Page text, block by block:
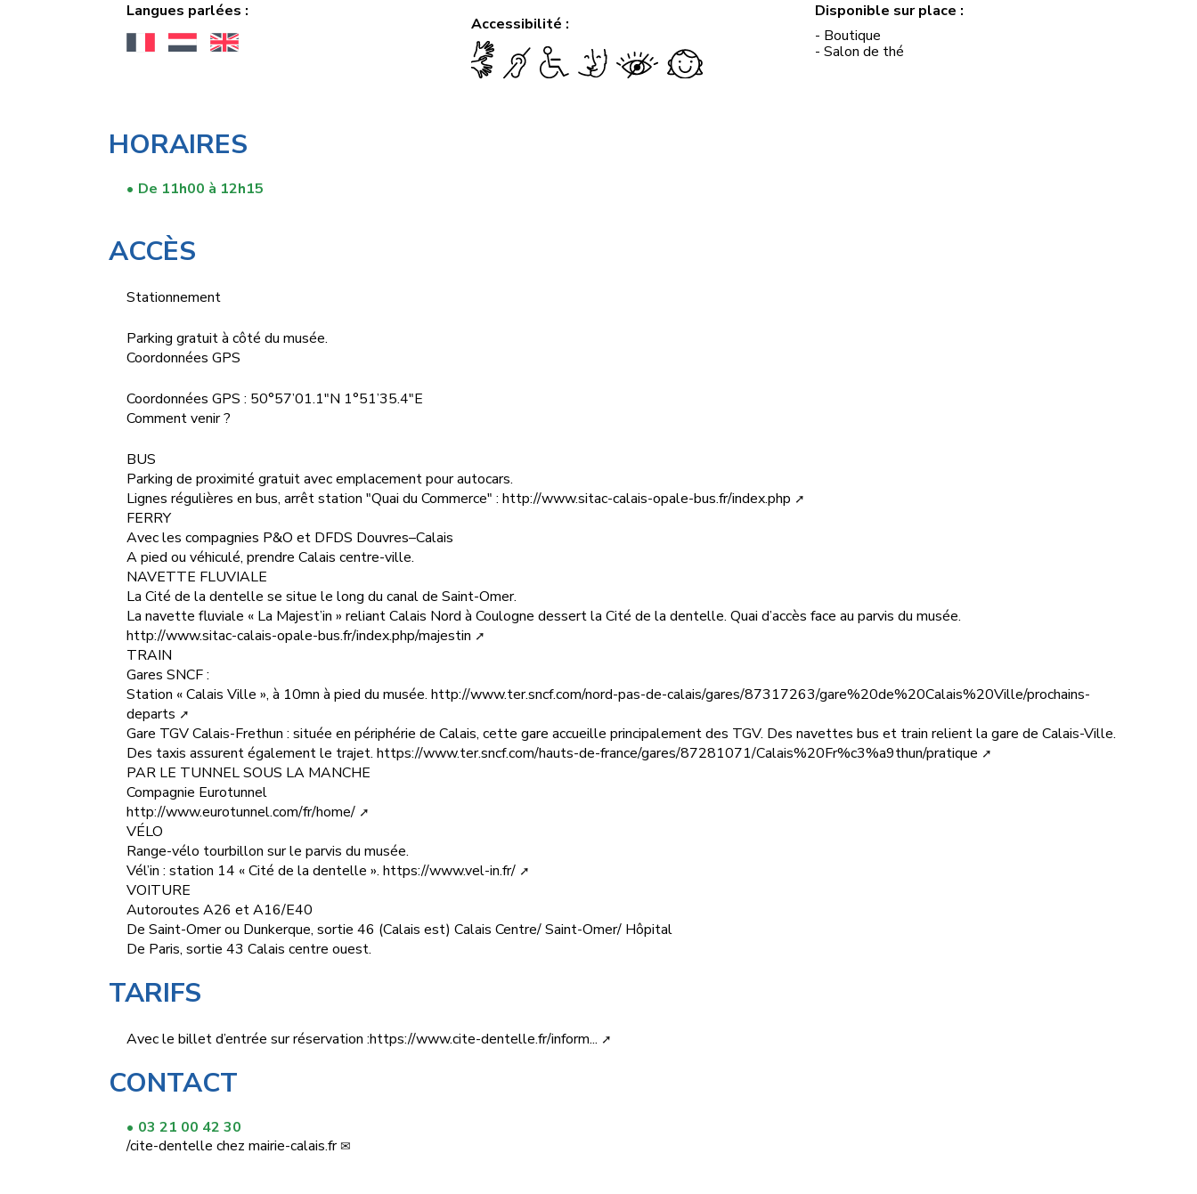
Langues parlées :
Accessibilité :
Disponible sur place :
- Boutique
- Salon de thé
HORAIRES
De 11h00 à 12h15
ACCÈS
Stationnement
Parking gratuit à côté du musée.
Coordonnées GPS
Coordonnées GPS : 50°57’01.1"N 1°51’35.4"E
Comment venir ?
BUS
Parking de proximité gratuit avec emplacement pour autocars.
Lignes régulières en bus, arrêt station "Quai du Commerce" : http://www.sitac-calais-opale-bus.fr/index.php
FERRY
Avec les compagnies P&O et DFDS Douvres–Calais
A pied ou véhiculé, prendre Calais centre-ville.
NAVETTE FLUVIALE
La Cité de la dentelle se situe le long du canal de Saint-Omer.
La navette fluviale « La Majest’in » reliant Calais Nord à Coulogne dessert la Cité de la dentelle. Quai d’accès face au parvis du musée.
http://www.sitac-calais-opale-bus.fr/index.php/majestin
TRAIN
Gares SNCF :
Station « Calais Ville », à 10mn à pied du musée. http://www.ter.sncf.com/nord-pas-de-calais/gares/87317263/gare%20de%20Calais%20Ville/prochains-
departs
Gare TGV Calais-Frethun : située en périphérie de Calais, cette gare accueille principalement des TGV. Des navettes bus et train relient la gare de Calais-Ville.
Des taxis assurent également le trajet. https://www.ter.sncf.com/hauts-de-france/gares/87281071/Calais%20Fr%c3%a9thun/pratique
PAR LE TUNNEL SOUS LA MANCHE
Compagnie Eurotunnel
http://www.eurotunnel.com/fr/home/
VÉLO
Range-vélo tourbillon sur le parvis du musée.
Vél’in : station 14 « Cité de la dentelle ». https://www.vel-in.fr/
VOITURE
Autoroutes A26 et A16/E40
De Saint-Omer ou Dunkerque, sortie 46 (Calais est) Calais Centre/ Saint-Omer/ Hôpital
De Paris, sortie 43 Calais centre ouest.
TARIFS
Avec le billet d’entrée sur réservation :https://www.cite-dentelle.fr/inform...
CONTACT
03 21 00 42 30
/cite-dentelle chez mairie-calais.fr